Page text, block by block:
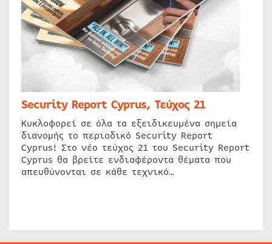
Security Report Cyprus, Τεύχος 21
Κυκλοφορεί σε όλα τα εξειδικευμένα σημεία
διανομής το περιοδικό Security Report
Cyprus! Στο νέο τεύχος 21 του Security Report
Cyprus θα βρείτε ενδιαφέροντα θέματα που
απευθύνονται σε κάθε τεχνικό…